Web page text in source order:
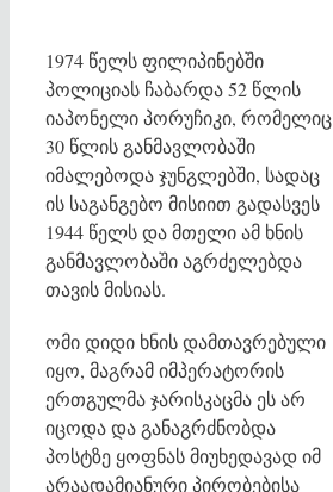
1974 წელს ფილიპინებში
პოლიციას ჩაბარდა 52 წლის
იაპონელი პორუჩიკი, რომელიც
30 წლის განმავლობაში
იმალებოდა ჯუნგლებში, სადაც
ის საგანგებო მისიით გადასვეს
1944 წელს და მთელი ამ ხნის
განმავლობაში აგრძელებდა
თავის მისიას.
ომი დიდი ხნის დამთავრებული
იყო, მაგრამ იმპერატორის
ერთგულმა ჯარისკაცმა ეს არ
იცოდა და განაგრძნობდა
პოსტზე ყოფნას მიუხედავად იმ
არაადამიანური პირობებისა